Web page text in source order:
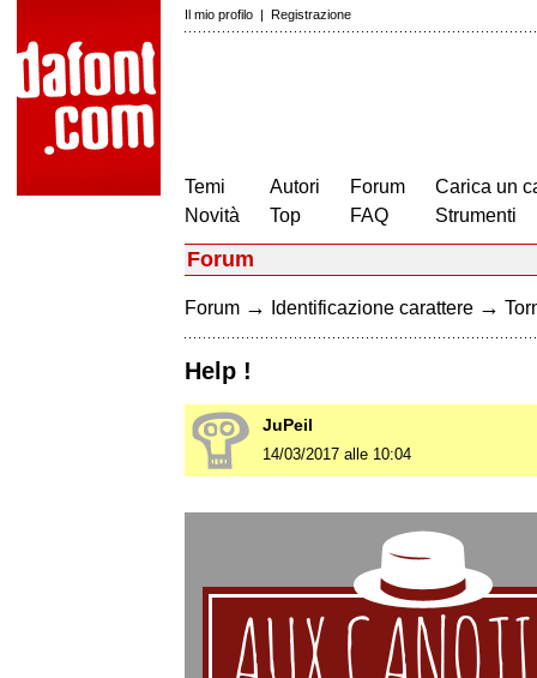
Il mio profilo | Registrazione
Temi
Novità
Autori
Top
Forum
FAQ
Carica un
Strumenti
Forum
Forum → Identificazione carattere →
Help !
JuPeil
14/03/2017 alle 10:04